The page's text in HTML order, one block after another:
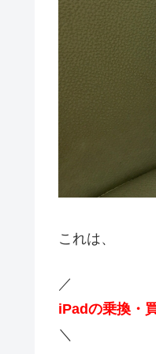
これは、
／
iPadの乗換・
＼